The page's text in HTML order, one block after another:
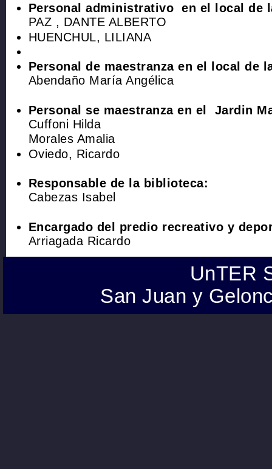
Personal administrativo en el local de
PAZ , DANTE ALBERTO
HUENCHUL, LILIANA
Personal de maestranza en el local de
Abendaño María Angélica
Personal se maestranza en el Jardin
Cuffoni Hilda
Morales Amalia
Oviedo, Ricardo
Responsable de la biblioteca:
Cabezas Isabel
Encargado del predio recreativo y
Arriagada Ricardo
UnTER
San Juan y